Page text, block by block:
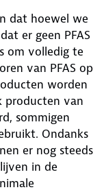
dat hoewel we
er geen PFAS
om volledig te
van PFAS op
worden
producten van
sommigen
Ondanks
er nog steeds
in de